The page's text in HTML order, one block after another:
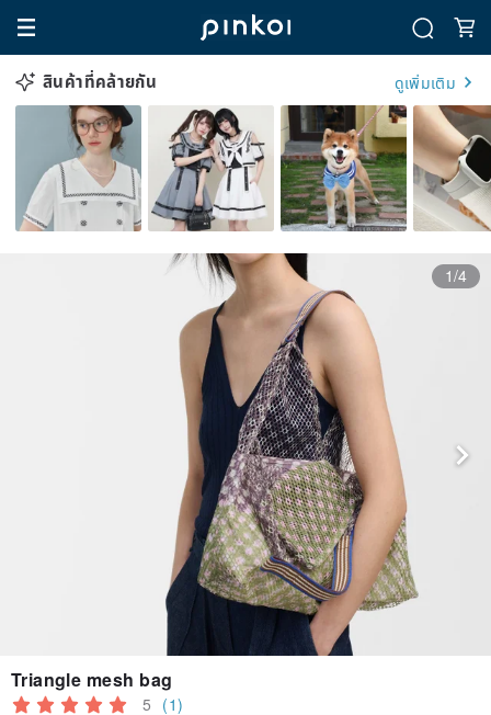
สินค้าที่คล้ายกัน ดูเพิ่มเติม
1/4
Triangle mesh bag
5 (1)